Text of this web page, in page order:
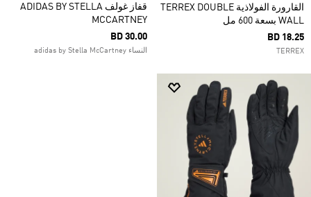
القارورة الفولاذية TERREX DOUBLE
WALL بسعة 600 مل
BD 18.25
TERREX
قفاز غولف ADIDAS BY STELLA
MCCARTNEY
BD 30.00
النساء adidas by Stella McCartney